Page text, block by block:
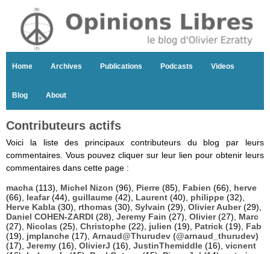
Home Archives Publications Podcasts Videos
Blog About
Contributeurs actifs
Voici la liste des principaux contributeurs du blog par leurs
commentaires. Vous pouvez cliquer sur leur lien pour obtenir leurs
commentaires dans cette page :
macha (113), Michel Nizon (96), Pierre (85), Fabien (66), herve
(66), leafar(44), guillaume (42), Laurent (40), philippe (32),
Herve Kabla (30), rthomas (30), Sylvain (29), Olivier Auber(29),
Daniel COHEN-ZARDI (28), Jeremy Fain (27), Olivier(27), Marc
(27), Nicolas (25), Christophe (22), julien (19), Patrick (19), Fab
(19), jmplanche (17), Arnaud@Thurudev (@arnaud_thurudev)
(17), Jeremy (16), OlivierJ (16), JustinThemiddle (16), vicnent